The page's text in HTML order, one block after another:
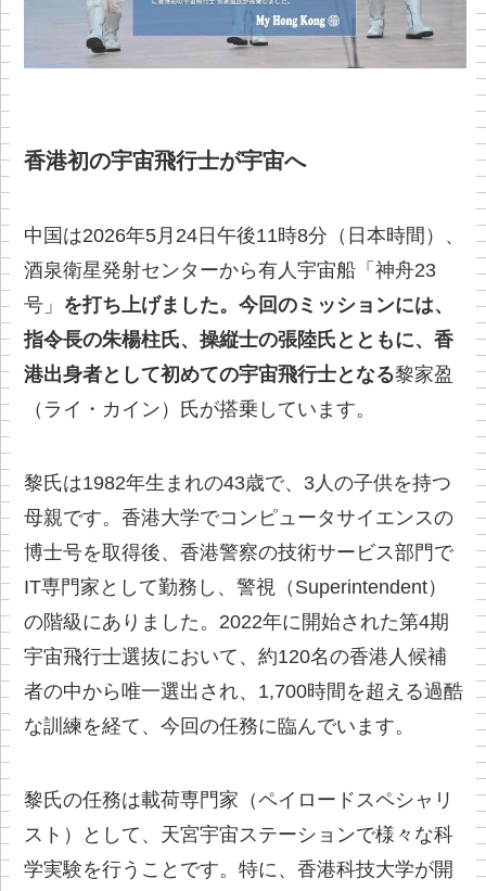
香港初の宇宙飛行士が宇宙へ
中国は2026年5月24日午後11時8分（日本時間）、
酒泉衛星発射センターから有人宇宙船「神舟23
号」 を打ち上げました。今回のミッションには、
指令長の朱楊柱氏、操縦士の張陸氏とともに、香
港出身者として初めての宇宙飛行士となる黎家盈
（ライ・カイン）氏が搭乗しています。
黎氏は1982年生まれの43歳で、3人の子供を持つ
母親です。香港大学でコンピュータサイエンスの
博士号を取得後、香港警察の技術サービス部門で
IT専門家として勤務し、警視（Superintendent）
の階級にありました。2022年に開始された第4期
宇宙飛行士選抜において、約120名の香港人候補
者の中から唯一選出され、1,700時間を超える過酷
な訓練を経て、今回の任務に臨んでいます。
黎氏の任務は載荷専門家（ペイロードスペシャリ
スト）として、天宮宇宙ステーションで様々な科
学実験を行うことです。特に、香港科技大学が開